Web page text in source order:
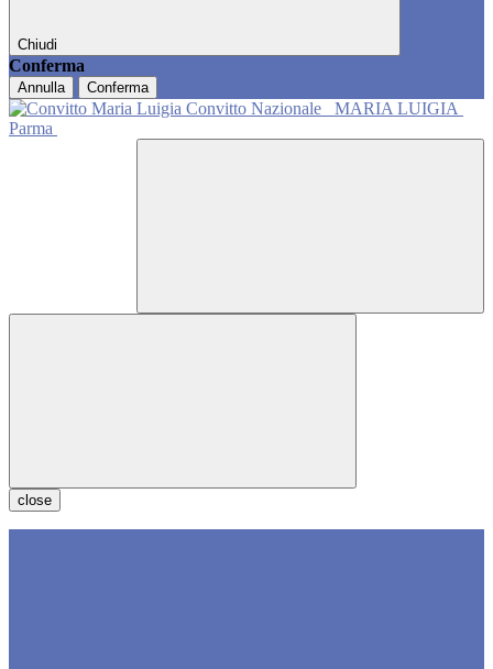
Chiudi
Conferma
Annulla Conferma
Convitto Nazionale
MARIA LUIGIA
Parma
close